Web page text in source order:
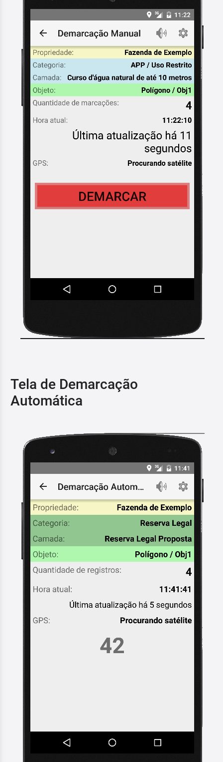
Tela de Demarcação
Automática